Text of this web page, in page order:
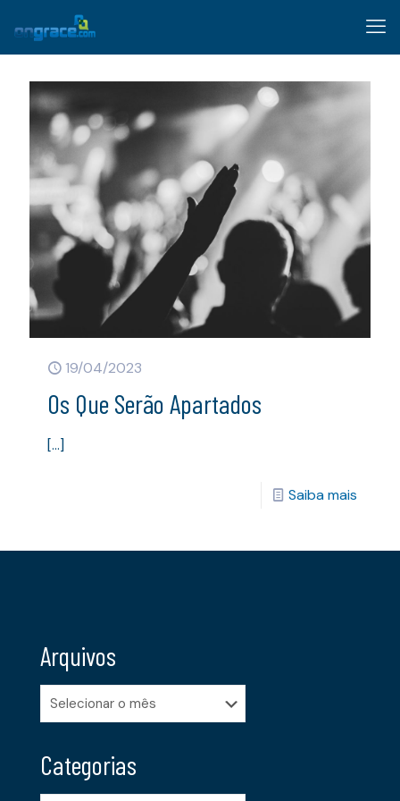
19/04/2023
Os Que Serão Apartados
[…]
Saiba mais
Arquivos
Arquivos
Categorias